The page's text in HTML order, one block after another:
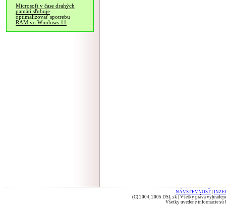
Microsoft v čase drahých
pamätí sľubuje
optimalizovať spotrebu
RAM vo Windows 11
NÁVŠTEVNOSŤ
(C) 2004, 2005 DSL.sk | Všetky práva
Všetky uvedené informácie sú